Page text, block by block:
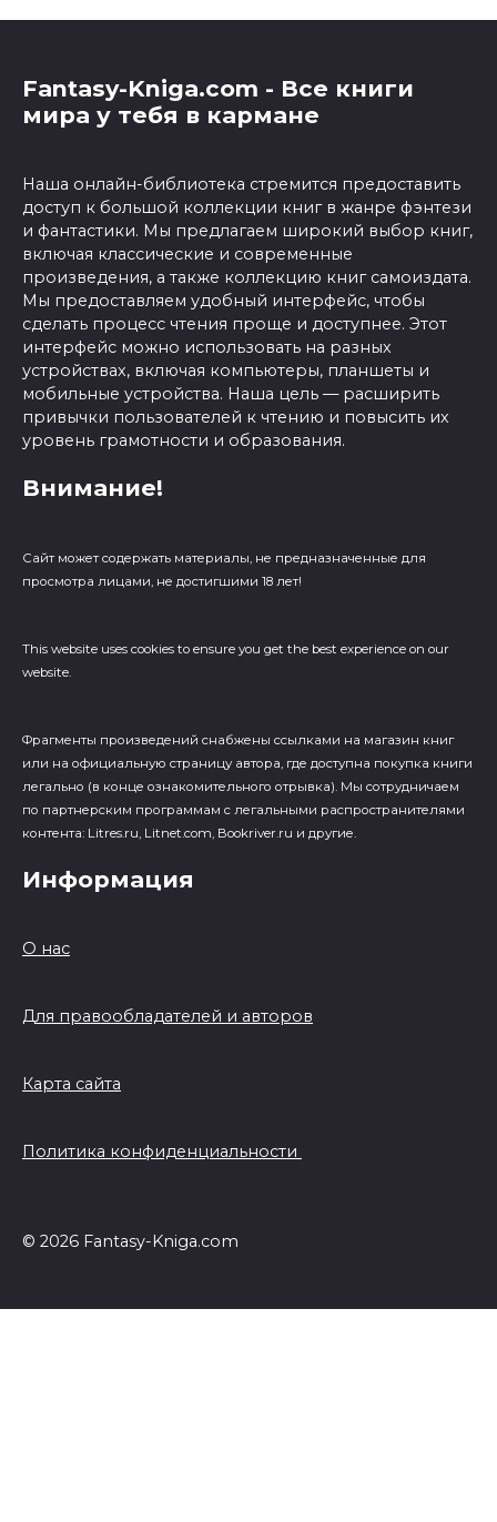
Fantasy-Kniga.com - Все книги
мира у тебя в кармане
Наша онлайн-библиотека стремится предоставить
доступ к большой коллекции книг в жанре фэнтези
и фантастики. Мы предлагаем широкий выбор книг,
включая классические и современные
произведения, а также коллекцию книг самоиздата.
Мы предоставляем удобный интерфейс, чтобы
сделать процесс чтения проще и доступнее. Этот
интерфейс можно использовать на разных
устройствах, включая компьютеры, планшеты и
мобильные устройства. Наша цель — расширить
привычки пользователей к чтению и повысить их
уровень грамотности и образования.
Внимание!
Сайт может содержать материалы, не предназначенные для
просмотра лицами, не достигшими 18 лет!
This website uses cookies to ensure you get the best experience on our
website.
Фрагменты произведений cнабжены ссылками на магазин книг
или на официальную страницу автора, где доступна покупка книги
легально (в конце ознакомительного отрывка). Мы сотрудничаем
по партнерским программам с легальными распространителями
контента: Litres.ru, Litnet.com, Bookriver.ru и другие.
Информация
О нас
Для правообладателей и авторов
Карта сайта
Политика конфиденциальности
© 2026 Fantasy-Kniga.com